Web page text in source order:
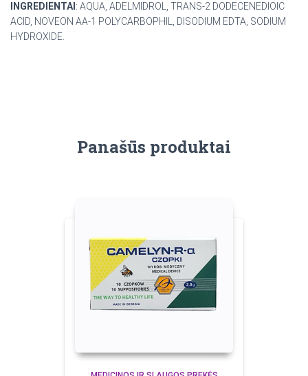
INGREDIENTAI : AQUA, ADELMIDROL, TRANS-2 DODECENEDIOIC
ACID, NOVEON AA-1 POLYCARBOPHIL, DISODIUM EDTA, SODIUM
HYDROXIDE.
Panašūs produktai